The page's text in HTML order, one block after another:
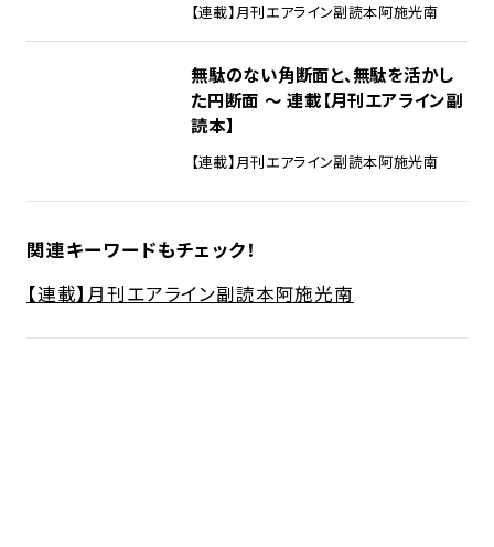
【連載】月刊エアライン副読本阿施光南
無駄のない角断面と、無駄を活かし
た円断面 ～ 連載【月刊エアライン副
読本】
【連載】月刊エアライン副読本阿施光南
関連キーワードもチェック！
【連載】月刊エアライン副読本阿施光南